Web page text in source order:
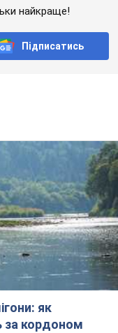
найкраще!
Підписатись
як
за кордоном